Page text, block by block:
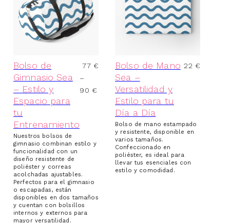
Bolso de
Gimnasio Sea
– Estilo y
Espacio para
tu
Entrenamiento
77 €
–
90 €
Nuestros bolsos de
gimnasio combinan estilo y
funcionalidad con un
diseño resistente de
poliéster y correas
acolchadas ajustables.
Perfectos para el gimnasio
o escapadas, están
disponibles en dos tamaños
y cuentan con bolsillos
internos y externos para
mayor versatilidad.
Bolso de Mano
Sea –
Versatilidad y
Estilo para tu
Día a Día
22 €
Bolso de mano estampado
y resistente, disponible en
varios tamaños.
Confeccionado en
poliéster, es ideal para
llevar tus esenciales con
estilo y comodidad.